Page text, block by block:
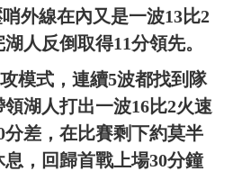
外線在內又是一波13比2
人反倒取得11分領先。
模式，連續5波都找到隊
湖人打出一波16比2火速
差，在比賽剩下約莫半
，回歸首戰上場30分鐘